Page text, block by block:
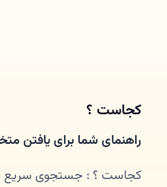
کجاست ؟
راهنمای شما برای یافتن
کجاست ؟ : جستجوی سریع